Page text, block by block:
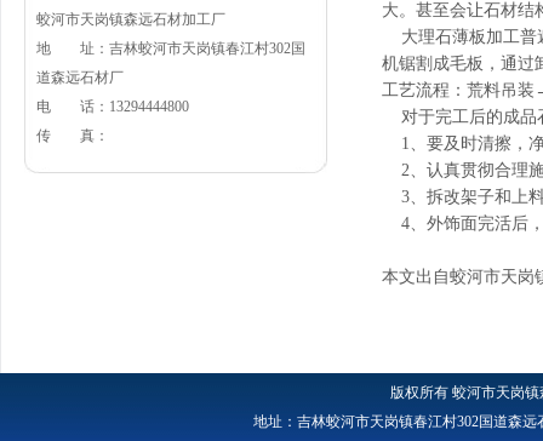
蛟河市天岗镇森远石材加工厂
地 址：吉林蛟河市天岗镇春江村302国
道森远石材厂
电 话：13294444800
传 真：
大。甚至会让石材结
大理石薄板加工普
机锯割成毛板，通过
工艺流程：荒料吊
对于完工后的成品
1、要及时清擦，
2、认真贯彻合理
3、拆改架子和上
4、外饰面完活后
本文出自蛟河市天岗
版权所有蛟河市天岗
地址：吉林蛟河市天岗镇春江村302国道森远